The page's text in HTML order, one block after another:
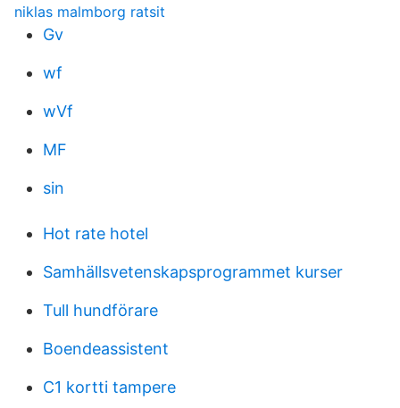
niklas malmborg ratsit
Gv
wf
wVf
MF
sin
Hot rate hotel
Samhällsvetenskapsprogrammet kurser
Tull hundförare
Boendeassistent
C1 kortti tampere